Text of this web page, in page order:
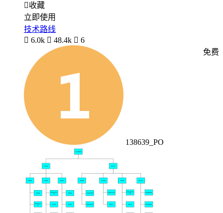
收藏
立即使用
技术路线
 6.0k  48.4k  6
138639_PO
免费